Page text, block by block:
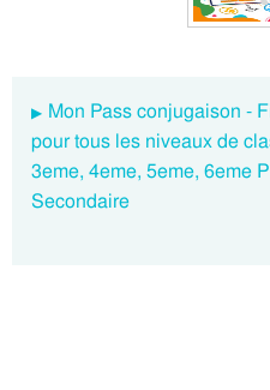
Mon Pass conjugaison -
pour tous les niveaux de
3eme, 4eme, 5eme, 6eme
Secondaire